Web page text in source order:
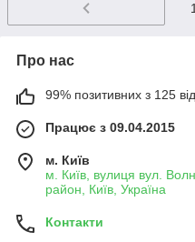
1
Про нас
99% позитивних з 125
Працює з 09.04.2015
м. Київ
м. Київ, вулиця вул.
район, Київ, Україна
Контакти